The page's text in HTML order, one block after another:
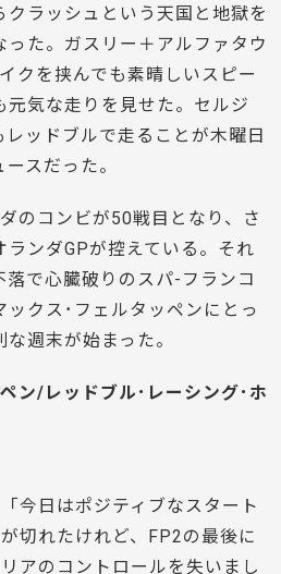
ラッシュという天国と地獄を
た。ガスリー＋アルファタウ
クを挟んでも素晴しいスピー
元気な走りを見せた。セルジ
ッドブルで走ることが木曜日
スだった。
のコンビが50戦目となり、さ
ランダGPが控えている。それ
で心臓破りのスパ-フランコ
クス･フェルタッペンにとっ
週末が始まった。
ン/レッドブル･レーシング･ホ
「今日はポジティブなスタート
が切れたけれど、FP2の最後に
リアのコントロールを失いまし